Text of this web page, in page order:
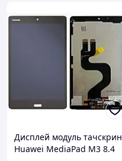
Дисплей модуль тачскрин
Huawei MediaPad M3 8.4